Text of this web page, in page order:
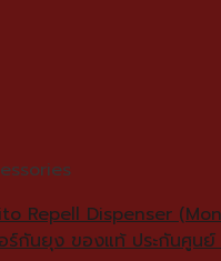
Repell Dispenser
ร์กันยุง ของแท้ ประกันศูนย์